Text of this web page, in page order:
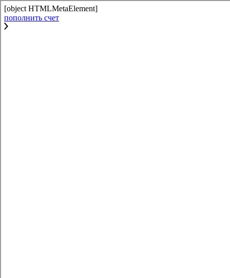
[object HTMLMetaElement]
пополнить счет